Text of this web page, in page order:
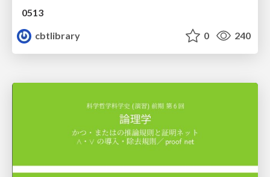
0513
cbtlibrary
0 240